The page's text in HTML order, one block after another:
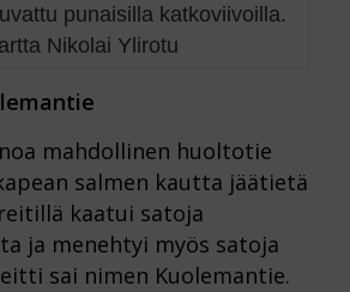
punaisilla katkoviivoilla.
Nikolai Ylirotu
mahdollinen huoltotie
salmen kautta jäätietä
kaatui satoja
ja menehtyi myös satoja
sai nimen Kuolemantie.